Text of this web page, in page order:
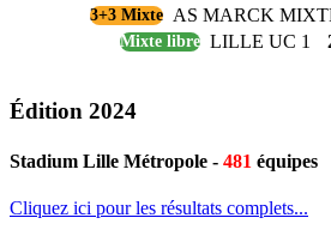
3+3 Mixte AS MARCK
Mixte libre LILLE UC 1
Édition 2024
Stadium Lille Métropole - 481 équipes
Cliquez ici pour les résultats complets...